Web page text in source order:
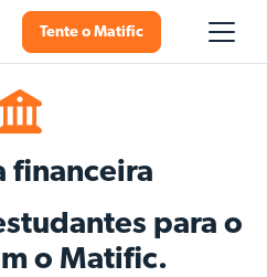
Tente o Matific
financeira
para o
o Matific.